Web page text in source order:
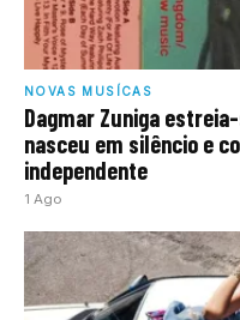
NOVAS MUSÍCAS
Dagmar Zuniga
nasceu em silêncio e
independente
1 Ago